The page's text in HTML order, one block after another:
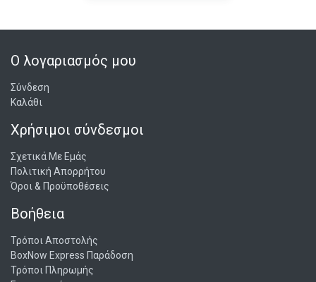
Ο λογαριασμός μου
Σύνδεση
Καλάθι
Χρήσιμοι σύνδεσμοι
Σχετικά Με Εμάς
Πολιτική Απορρήτου
Όροι & Προϋποθέσεις
Βοήθεια
Τρόποι Αποστολής
BoxNow Express Παράδοση
Τρόποι Πληρωμής